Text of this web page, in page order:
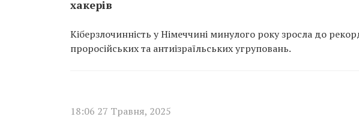
хакерів
Кіберзлочинність у Німеччині минулого року зросла до
проросійських та антиізраїльських угруповань.
18:06 27 Травня, 2025